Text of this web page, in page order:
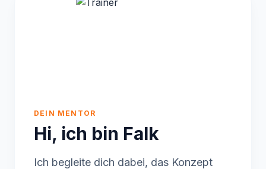
DEIN MENTOR
Hi, ich bin Falk
Ich begleite dich dabei, das Konzept